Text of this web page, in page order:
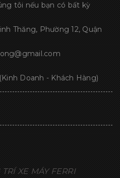
tôi nếu bạn có bất kỳ
Thăng, Phường 12, Quận
Doanh - Khách Hàng)
XE MÁY FERRI